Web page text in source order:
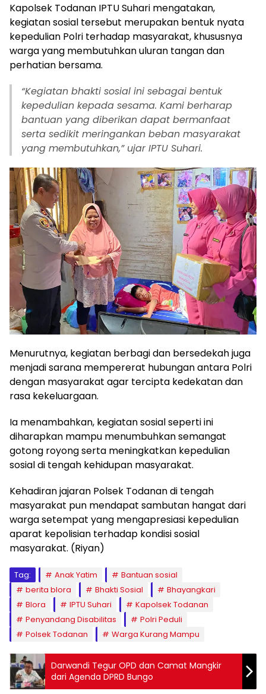
Kapolsek Todanan IPTU Suhari mengatakan,
kegiatan sosial tersebut merupakan bentuk nyata
kepedulian Polri terhadap masyarakat, khususnya
warga yang membutuhkan uluran tangan dan
perhatian bersama.
“Kegiatan bhakti sosial ini sebagai bentuk
kepedulian kepada sesama. Kami berharap
bantuan yang diberikan dapat bermanfaat
serta sedikit meringankan beban masyarakat
yang membutuhkan,” ujar IPTU Suhari.
Menurutnya, kegiatan berbagi dan bersedekah juga
menjadi sarana mempererat hubungan antara Polri
dengan masyarakat agar tercipta kedekatan dan
rasa kekeluargaan.
Ia menambahkan, kegiatan sosial seperti ini
diharapkan mampu menumbuhkan semangat
gotong royong serta meningkatkan kepedulian
sosial di tengah kehidupan masyarakat.
Kehadiran jajaran Polsek Todanan di tengah
masyarakat pun mendapat sambutan hangat dari
warga setempat yang mengapresiasi kepedulian
aparat kepolisian terhadap kondisi sosial
masyarakat. (Riyan)
Tag: Anak Yatim
Bantuan sosial
berita blora
Bhakti Sosial
Bhayangkari
Blora
IPTU Suhari
Kapolsek Todanan
Penyandang Disabilitas
Polri Peduli
Polsek Todanan
Warga Kurang Mampu
Darwandi Tegur OPD dan Camat Mangkir
dari Agenda DPRD Bungo